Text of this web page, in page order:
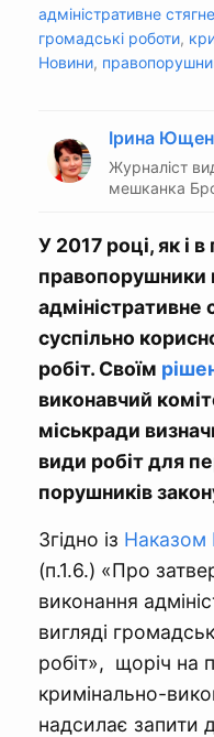
адміністративне
громадські роботи,
Новини,
Ірина
Журналіст
мешканка
У 2017 році, як і
правопорушники
адміністративне
суспільно
робіт. Своїм
виконавчий
міськради
види робіт для
порушників
Згідно із Наказом
(п.1.6.) «Про
виконання
вигляді
робіт», щоріч на
кримінально-
надсилає запити